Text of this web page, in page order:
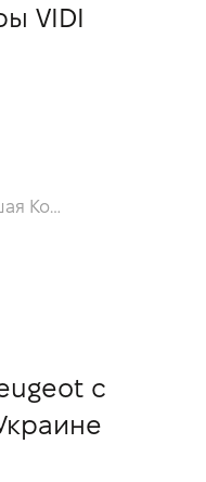
VIDI
ООО "ВИДИ Авеню", ул. Большая Кольцевая, 60
с